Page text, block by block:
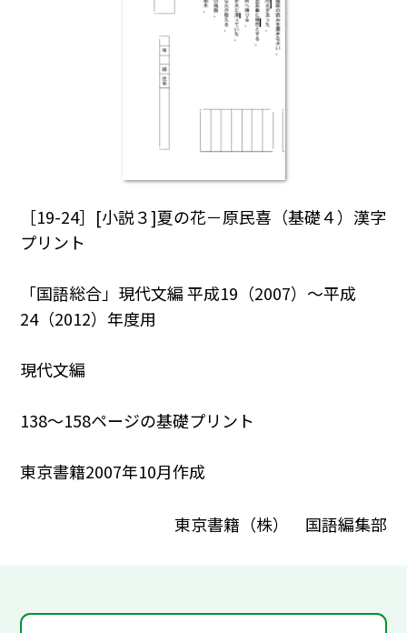
［19-24］[小説３]夏の花－原民喜（基礎４）漢字
プリント
「国語総合」現代文編 平成19（2007）～平成
24（2012）年度用
現代文編
138～158ページの基礎プリント
東京書籍2007年10月作成
東京書籍（株） 国語編集部